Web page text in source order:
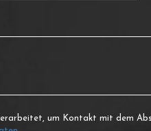
um Kontakt mit dem